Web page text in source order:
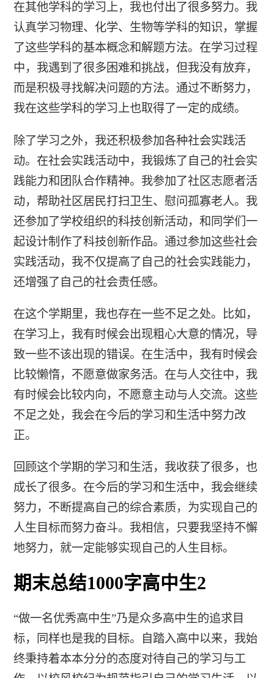
在其他学科的学习上，我也付出了很多努力。我
认真学习物理、化学、生物等学科的知识，掌握
了这些学科的基本概念和解题方法。在学习过程
中，我遇到了很多困难和挑战，但我没有放弃，
而是积极寻找解决问题的方法。通过不断努力，
我在这些学科的学习上也取得了一定的成绩。
除了学习之外，我还积极参加各种社会实践活
动。在社会实践活动中，我锻炼了自己的社会实
践能力和团队合作精神。我参加了社区志愿者活
动，帮助社区居民打扫卫生、慰问孤寡老人。我
还参加了学校组织的科技创新活动，和同学们一
起设计制作了科技创新作品。通过参加这些社会
实践活动，我不仅提高了自己的社会实践能力，
还增强了自己的社会责任感。
在这个学期里，我也存在一些不足之处。比如，
在学习上，我有时候会出现粗心大意的情况，导
致一些不该出现的错误。在生活中，我有时候会
比较懒惰，不愿意做家务活。在与人交往中，我
有时候会比较内向，不愿意主动与人交流。这些
不足之处，我会在今后的学习和生活中努力改
正。
回顾这个学期的学习和生活，我收获了很多，也
成长了很多。在今后的学习和生活中，我会继续
努力，不断提高自己的综合素质，为实现自己的
人生目标而努力奋斗。我相信，只要我坚持不懈
地努力，就一定能够实现自己的人生目标。
期末总结1000字高中生2
“做一名优秀高中生”乃是众多高中生的追求目
标，同样也是我的目标。自踏入高中以来，我始
终秉持着本本分分的态度对待自己的学习与工